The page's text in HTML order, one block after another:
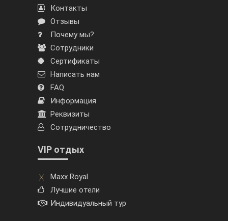
Контакты
Отзывы
Почему мы?
Сотрудники
Сертификаты
Написать нам
FAQ
Информация
Реквизиты
Сотрудничество
VIP отдых
Maxx Royal
Лучшие отели
Индивидуальный тур